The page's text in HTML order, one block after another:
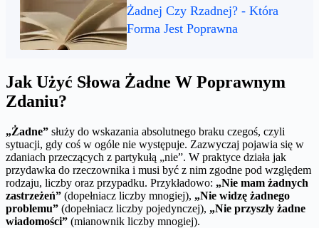
Żadnej Czy Rzadnej? - Która
Forma Jest Poprawna
Jak Użyć Słowa Żadne W Poprawnym
Zdaniu?
„Żadne” służy do wskazania absolutnego braku czegoś, czyli
sytuacji, gdy coś w ogóle nie występuje. Zazwyczaj pojawia się w
zdaniach przeczących z partykułą „nie”. W praktyce działa jak
przydawka do rzeczownika i musi być z nim zgodne pod względem
rodzaju, liczby oraz przypadku. Przykładowo: „Nie mam żadnych
zastrzeżeń” (dopełniacz liczby mnogiej), „Nie widzę żadnego
problemu” (dopełniacz liczby pojedynczej), „Nie przyszły żadne
wiadomości” (mianownik liczby mnogiej).